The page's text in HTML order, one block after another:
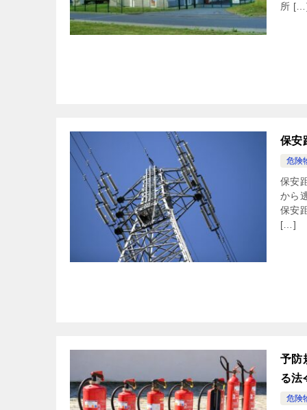
所
保安
危険
保安
から
保安
[…]
予防
る法
危険